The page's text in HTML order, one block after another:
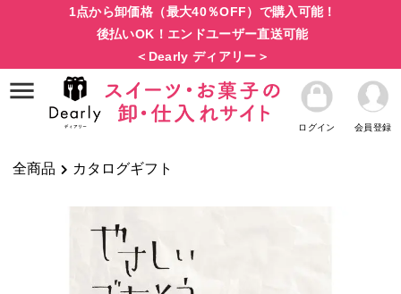
1点から卸価格（最大40％OFF）で購入可能！
後払いOK！エンドユーザー直送可能
＜Dearly ディアリー＞
ログイン 会員登録
全商品 カタログギフト